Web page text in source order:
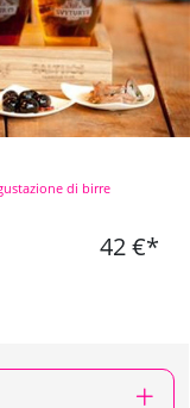
di birre
42 €*